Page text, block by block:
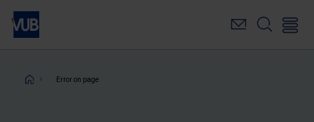
Skip
main
Breadcrumb
Error on page